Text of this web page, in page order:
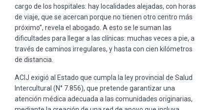
cargo de los hospitales: hay localidades alejadas, con horas
de viaje, que se acercan porque no tienen otro centro más
próximo”, revela el abogado. A esto se le suman las
dificultades para llegar a las clínicas: muchas veces a pie, a
través de caminos irregulares, y hasta con cien kilómetros
de distancia.
ACIJ exigió al Estado que cumpla la ley provincial de Salud
Intercultural (N° 7.856), que pretende garantizar una
atención médica adecuada a las comunidades originarias,